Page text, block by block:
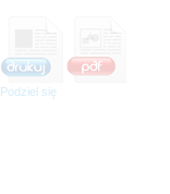
Podziel się